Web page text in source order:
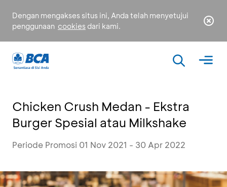
Dengan mengakses situs ini, Anda telah menyetujui
penggunaan cookies dari kami.
Chicken Crush Medan - Ekstra
Burger Spesial atau Milkshake
Periode Promosi 01 Nov 2021 - 30 Apr 2022